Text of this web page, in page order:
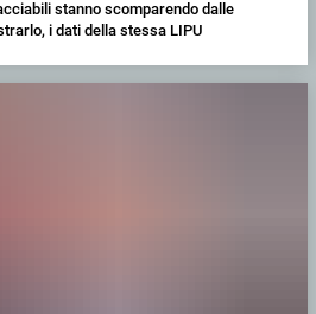
stanno scomparendo dalle
i dati della stessa LIPU